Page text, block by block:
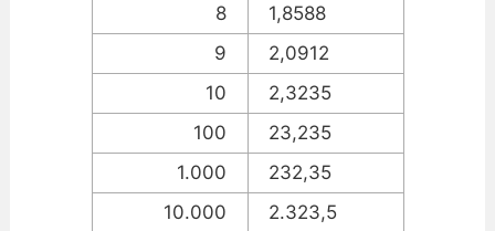
8
1,8588
9
2,0912
10
2,3235
100
23,235
1.000
232,35
10.000
2.323,5